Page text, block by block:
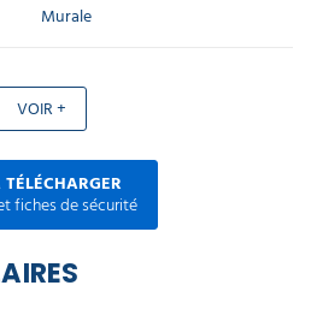
Murale
VOIR +
fiches de sécurité